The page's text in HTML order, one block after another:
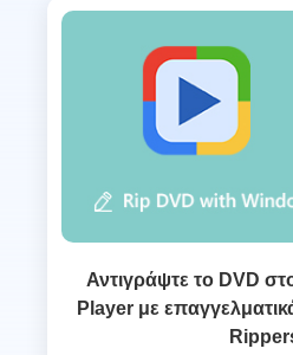
Αντιγράψτε το DVD
Player με